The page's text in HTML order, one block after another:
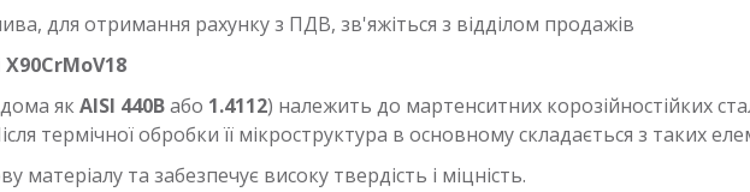
для отримання рахунку з ПДВ, зв'яжіться з відділом продажів
як AISI 440Bабо 1.4112) належить до мартенситних корозійностійких
термічної обробки її мікроструктура в основному складається з таких
матеріалу та забезпечує високу твердість і міцність.